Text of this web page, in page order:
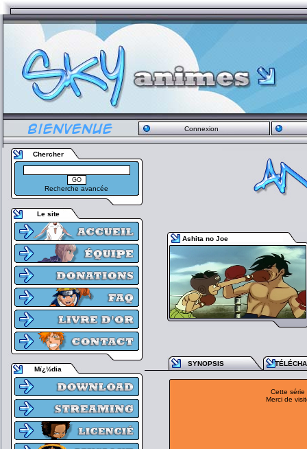
Connexion
Chercher
Recherche avancée
Le site
Mï¿½dia
Ashita no Joe
SYNOPSIS
Cette
Merci de